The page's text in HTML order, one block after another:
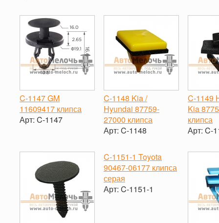
-
+
C-1147 GM
11609417 клипса
Арт: C-1147
C-1148 Kia /
Hyundai 87759-
27000 клипса
Арт: C-1148
C-1149
Kia
клипса
Арт: C-
-
C-1151-1 Toyota
90467-06177 клипса
серая
Арт: C-1151-1